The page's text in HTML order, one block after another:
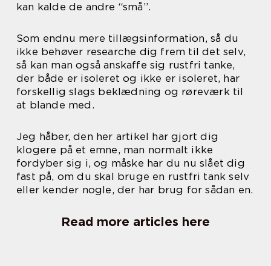
kan kalde de andre “små”.
Som endnu mere tillægsinformation, så du
ikke behøver researche dig frem til det selv,
så kan man også anskaffe sig rustfri tanke,
der både er isoleret og ikke er isoleret, har
forskellig slags beklædning og røreværk til
at blande med.
Jeg håber, den her artikel har gjort dig
klogere på et emne, man normalt ikke
fordyber sig i, og måske har du nu slået dig
fast på, om du skal bruge en rustfri tank selv
eller kender nogle, der har brug for sådan en.
Read more articles here